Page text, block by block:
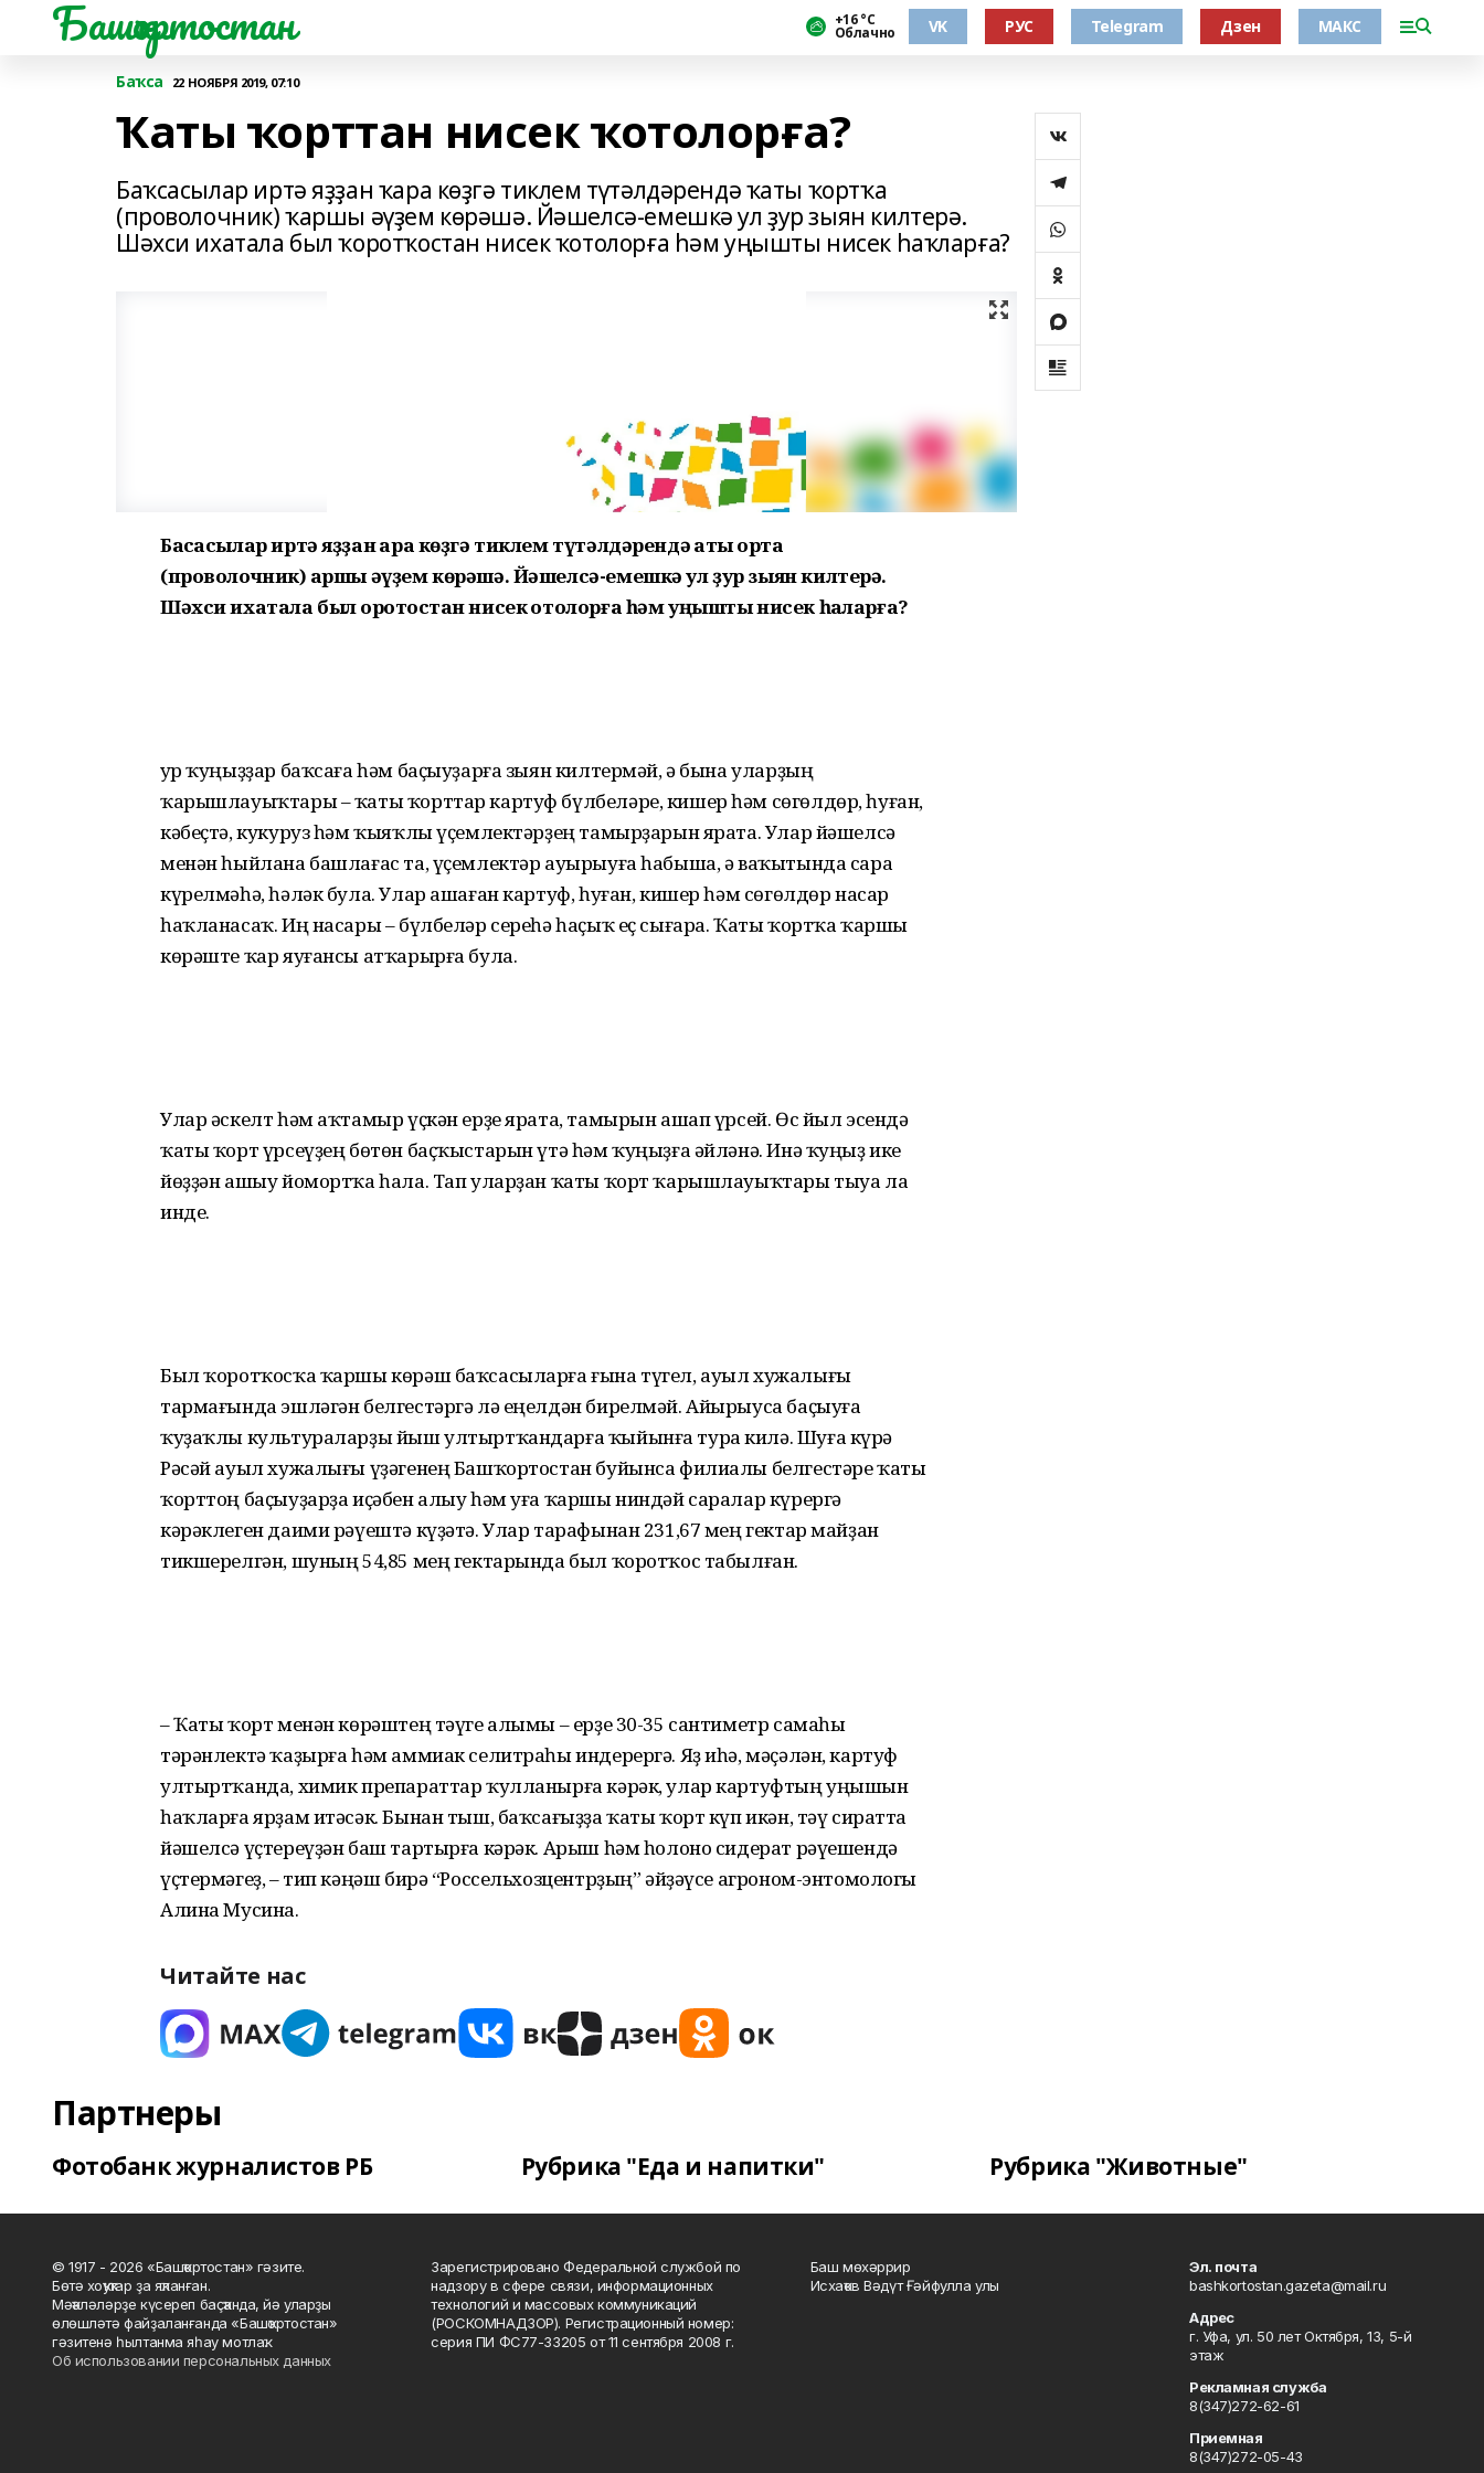
Башҡортостан +16 °С
Облачно VK РУС Telegram Дзен МАКС
Баҡса 22 НОЯБРЯ 2019, 07:10
Ҡаты ҡорттан нисек ҡотолорға?
Баҡсасылар иртә яҙҙан ҡара көҙгә тиклем түтәлдәрендә ҡаты ҡортҡа
(проволочник) ҡаршы әүҙем көрәшә. Йәшелсә-емешкә ул ҙур зыян килтерә.
Шәхси ихатала был ҡоротҡостан нисек ҡотолорға һәм уңышты нисек һаҡларға?
Баҡсасылар иртә яҙҙан ҡара көҙгә тиклем түтәлдәрендә ҡаты ҡортҡа
(проволочник) ҡаршы әүҙем көрәшә. Йәшелсә-емешкә ул ҙур зыян килтерә.
Шәхси ихатала был ҡоротҡостан нисек ҡотолорға һәм уңышты нисек һаҡларға?
Ҙур ҡуңыҙҙар баҡсаға һәм баҫыуҙарға зыян килтермәй, ә бына уларҙың
ҡарышлауыҡтары – ҡаты ҡорттар картуф бүлбеләре, кишер һәм сөгөлдөр, һуған,
кәбеҫтә, кукуруз һәм ҡыяҡлы үҫемлектәрҙең тамырҙарын ярата. Улар йәшелсә
менән һыйлана башлағас та, үҫемлектәр ауырыуға һабыша, ә ваҡытында сара
күрелмәһә, һәләк була. Улар ашаған картуф, һуған, кишер һәм сөгөлдөр насар
һаҡланасаҡ. Иң насары – бүлбеләр сереһә һаҫыҡ еҫ сығара. Ҡаты ҡортҡа ҡаршы
көрәште ҡар яуғансы атҡарырға була.
Улар әскелт һәм аҡтамыр үҫкән ерҙе ярата, тамырын ашап үрсей. Өс йыл эсендә
ҡаты ҡорт үрсеүҙең бөтөн баҫҡыстарын үтә һәм ҡуңыҙға әйләнә. Инә ҡуңыҙ ике
йөҙҙән ашыу йомортҡа һала. Тап уларҙан ҡаты ҡорт ҡарышлауыҡтары тыуа ла
инде.
Был ҡоротҡосҡа ҡаршы көрәш баҡсасыларға ғына түгел, ауыл хужалығы
тармағында эшләгән бел­гестәргә лә еңелдән бирелмәй. Айырыуса баҫыуға
ҡуҙаҡлы культураларҙы йыш ултырт­ҡандарға ҡыйынға тура килә. Шуға күрә
Рәсәй ауыл хужалығы үҙәгенең Башҡортостан буйынса филиалы бел­гестәре ҡаты
ҡорттоң баҫыуҙарҙа иҫәбен алыу һәм уға ҡаршы ниндәй саралар күрергә
кәрәклеген даими рәүештә күҙәтә. Улар тарафынан 231,67 мең гектар майҙан
тикшерелгән, шуның 54,85 мең гектарында был ҡоротҡос табылған.
– Ҡаты ҡорт менән көрәштең тәүге алымы – ерҙе 30-35 сантиметр самаһы
тәрәнлектә ҡаҙырға һәм аммиак селитраһы индерергә. Яҙ иһә, мәҫәлән, картуф
ултыртҡанда, химик препараттар ҡулланырға кәрәк, улар картуфтың уңышын
һаҡларға ярҙам итәсәк. Бынан тыш, баҡсағыҙҙа ҡаты ҡорт күп икән, тәү сиратта
йәшелсә үҫтереүҙән баш тартырға кәрәк. Арыш һәм һолоно сидерат рә­үешендә
үҫтермәгеҙ, – тип кәңәш бирә “Россельхоз­центрҙың” әйҙәүсе агроном-энтомологы
Алина Мусина.
Читайте нас
Партнеры
Фотобанк журналистов РБ Рубрика "Еда и напитки" Рубрика "Животные"
© 1917 - 2026 «Башҡортостан» гәзите.
Бөтә хоҡуҡтар ҙа яҡланған.
Мәҡәләләрҙе күсереп баҫҡанда, йә уларҙы
өлөшләтә файҙаланғанда «Башҡортостан»
гәзитенә һылтанма яһау мотлаҡ.
Об использовании персональных данных
Зарегистрировано Федеральной службой по
надзору в сфере связи, информационных
технологий и массовых коммуникаций
(РОСКОМНАДЗОР). Регистрационный номер:
серия ПИ ФС77-33205 от 11 сентября 2008 г.
Баш мөхәррир
Исхаҡов Вәдүт Ғәйфулла улы
Эл. почта
bashkortostan.gazeta@mail.ru
Адрес
г. Уфа, ул. 50 лет Октября, 13, 5-й
этаж
Рекламная служба
8(347)272-62-61
Приемная
8(347)272-05-43